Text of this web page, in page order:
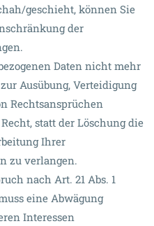
geschieht, können Sie
der
Daten nicht mehr
Ausübung, Verteidigung
Rechtsansprüchen
statt der Löschung die
Ihrer
zu verlangen.
nach Art. 21 Abs. 1
eine Abwägung
Interessen